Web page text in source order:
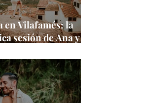
en Vilafamés: la
sesión de Ana y
de España